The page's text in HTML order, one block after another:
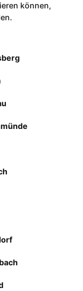
können,